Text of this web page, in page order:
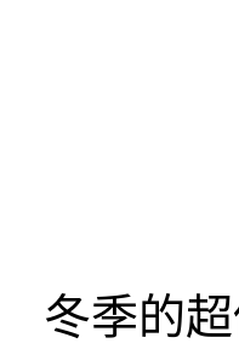
冬季的